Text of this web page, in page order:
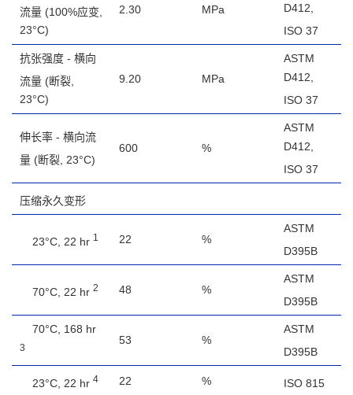
流量 (100%应变,
23°C)
2.30 MPa
D412,
ISO 37
抗张强度 - 横向
流量 (断裂,
23°C)
9.20 MPa
ASTM
D412,
ISO 37
伸长率 - 横向流
量 (断裂, 23°C)
600 %
ASTM
D412,
ISO 37
压缩永久变形
23°C, 22 hr 1 22 %
ASTM
D395B
70°C, 22 hr 2 48 %
ASTM
D395B
70°C, 168 hr
3
53 %
ASTM
D395B
23°C, 22 hr 4 22 % ISO 815